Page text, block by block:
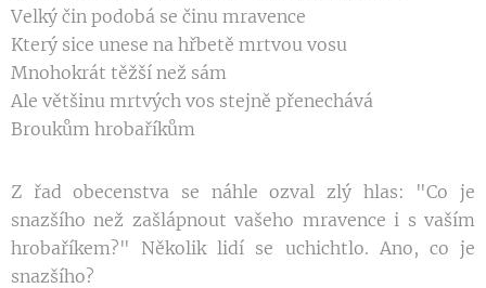
Velký čin podobá se činu mravence
Který sice unese na hřbetě mrtvou vosu
Mnohokrát těžší než sám
Ale většinu mrtvých vos stejně přenechává
Broukům hrobaříkům
Z řad obecenstva se náhle ozval zlý hlas: "Co je
snazšího než zašlápnout vašeho mravence i s vaším
hrobaříkem?" Několik lidí se uchichtlo. Ano, co je
snazšího?